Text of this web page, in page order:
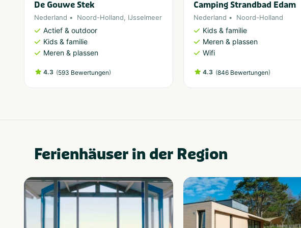
De Gouwe Stek
Nederland Noord-Holland, IJsselmeer
Actief & outdoor
Kids & familie
Meren & plassen
4.3 (593 Bewertungen)
Camping Strandbad Edam
Nederland Noord-Holland
Kids & familie
Meren & plassen
Wifi
4.3 (846 Bewertungen)
Ferienhäuser in der Region